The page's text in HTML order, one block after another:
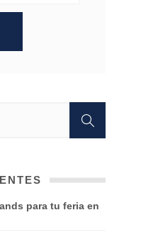
para tu feria en